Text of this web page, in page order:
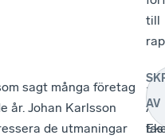
till
sagt många företag
år. Johan Karlsson
de utmaningar
–
AV